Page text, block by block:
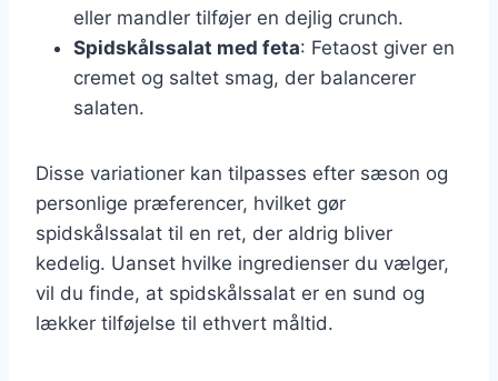
eller mandler tilføjer en dejlig crunch.
Spidskålssalat med feta: Fetaost giver en
cremet og saltet smag, der balancerer
salaten.
Disse variationer kan tilpasses efter sæson og
personlige præferencer, hvilket gør
spidskålssalat til en ret, der aldrig bliver
kedelig. Uanset hvilke ingredienser du vælger,
vil du finde, at spidskålssalat er en sund og
lækker tilføjelse til ethvert måltid.